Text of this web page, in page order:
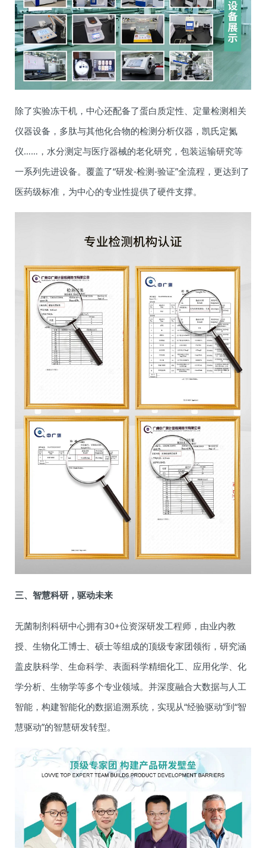
除了实验冻干机，中心还配备了蛋白质定性、定量检测相关
仪器设备，多肽与其他化合物的检测分析仪器，凯氏定氮
仪……，水分测定与医疗器械的老化研究，包装运输研究等
一系列先进设备。覆盖了“研发-检测-验证”全流程，更达到了
医药级标准，为中心的专业性提供了硬件支撑。
三、智慧科研，驱动未来
无菌制剂科研中心拥有30+位资深研发工程师，由业内教
授、生物化工博士、硕士等组成的顶级专家团领衔，研究涵
盖皮肤科学、生命科学、表面科学精细化工、应用化学、化
学分析、生物学等多个专业领域。并深度融合大数据与人工
智能，构建智能化的数据追溯系统，实现从“经验驱动”到“智
慧驱动”的智慧研发转型。